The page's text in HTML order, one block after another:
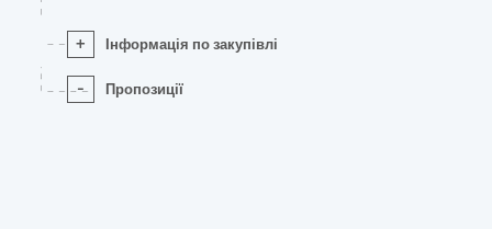
+ Інформація по закупівлі
- Пропозиції